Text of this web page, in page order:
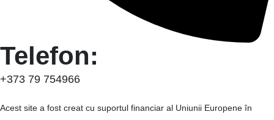
Telefon:
+373 79 754966
Acest site a fost creat cu suportul financiar al Uniunii Europene în